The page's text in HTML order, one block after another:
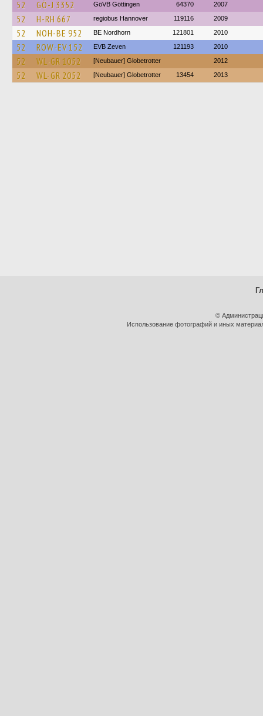
52 GÖ-J 3352 GöVB Göttingen 64370 2007
52 H-RH 667 regiobus Hannover 119116 2009
52 NOH-BE 952 BE Nordhorn 121801 2010
52 ROW-EV 152 EVB Zeven 121193 2010
52 WL-GR 1052 [Neubauer] Globetrotter 2012
52 WL-GR 2052 [Neubauer] Globetrotter 13454 2013
©
Использование фотографий и иных